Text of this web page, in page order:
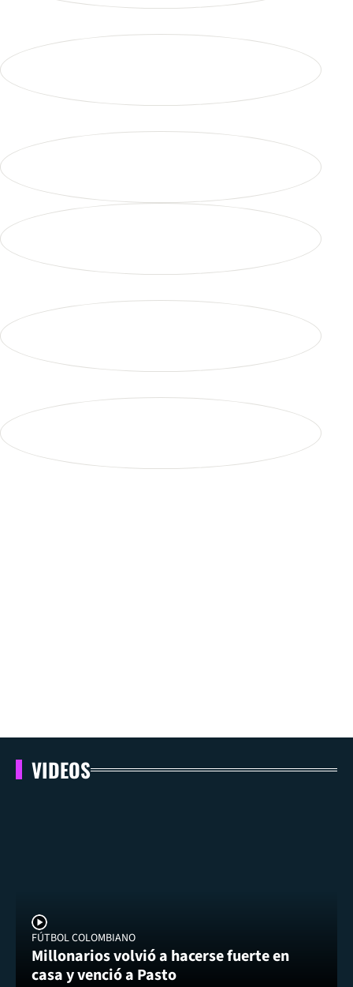
VIDEOS
FÚTBOL COLOMBIANO
Millonarios volvió a hacerse fuerte en
casa y venció a Pasto